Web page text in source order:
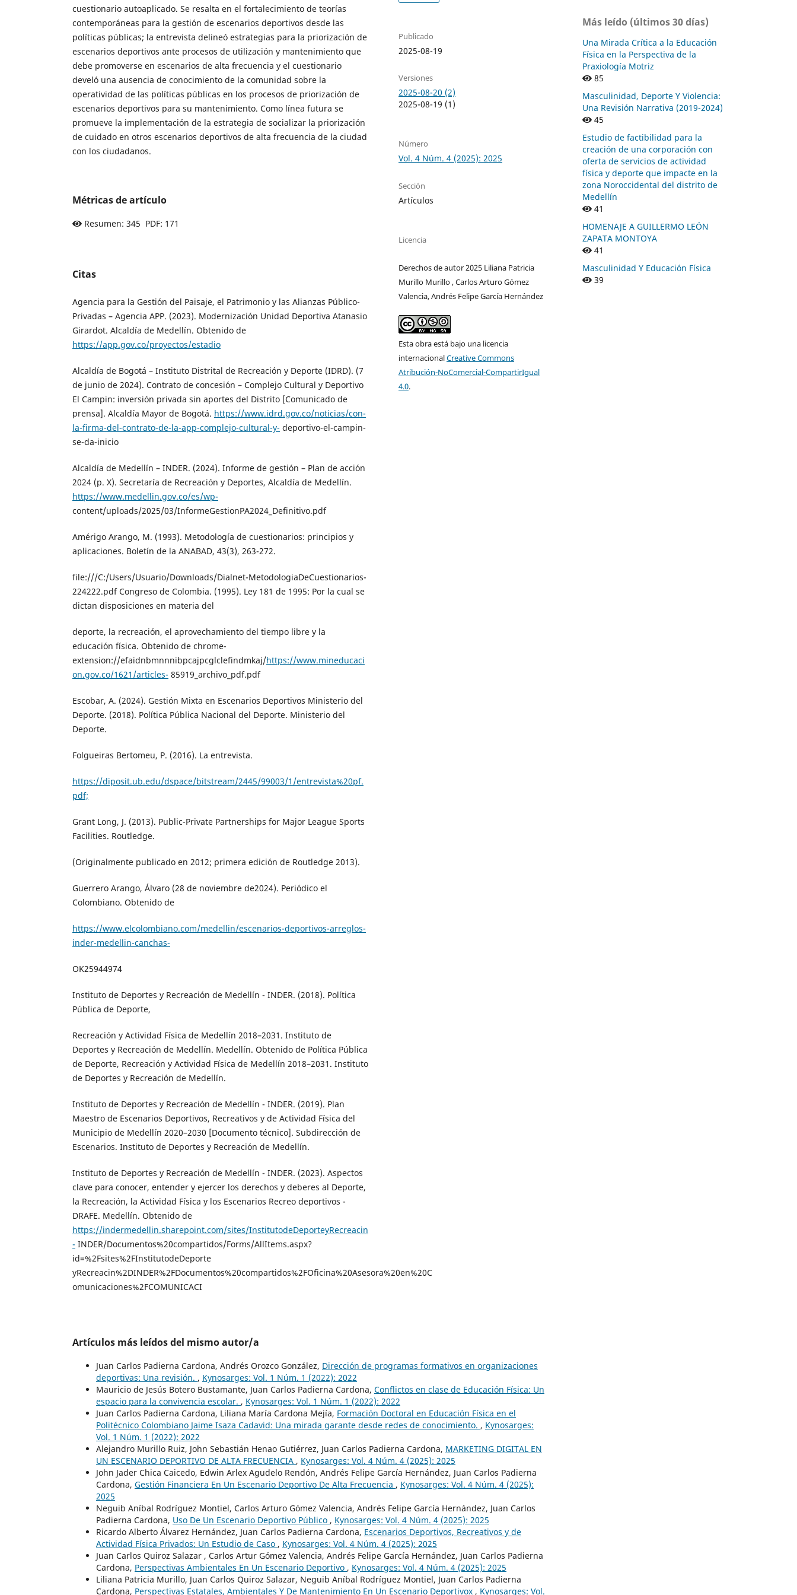
cuestionario autoaplicado. Se resalta en el fortalecimiento de teorías
contemporáneas para la gestión de escenarios deportivos desde las
políticas públicas; la entrevista delineó estrategias para la priorización de
escenarios deportivos ante procesos de utilización y mantenimiento que
debe promoverse en escenarios de alta frecuencia y el cuestionario
develó una ausencia de conocimiento de la comunidad sobre la
operatividad de las políticas públicas en los procesos de priorización de
escenarios deportivos para su mantenimiento. Como línea futura se
promueve la implementación de la estrategia de socializar la priorización
de cuidado en otros escenarios deportivos de alta frecuencia de la ciudad
con los ciudadanos.
Métricas de artículo
Resumen: 345 PDF: 171
Citas
Agencia para la Gestión del Paisaje, el Patrimonio y las Alianzas Público-
Privadas – Agencia APP. (2023). Modernización Unidad Deportiva Atanasio
Girardot. Alcaldía de Medellín. Obtenido de
https://app.gov.co/proyectos/estadio
Alcaldía de Bogotá – Instituto Distrital de Recreación y Deporte (IDRD). (7
de junio de 2024). Contrato de concesión – Complejo Cultural y Deportivo
El Campin: inversión privada sin aportes del Distrito [Comunicado de
prensa]. Alcaldía Mayor de Bogotá. https://www.idrd.gov.co/noticias/con-
la-firma-del-contrato-de-la-app-complejo-cultural-y- deportivo-el-campin-
se-da-inicio
Alcaldía de Medellín – INDER. (2024). Informe de gestión – Plan de acción
2024 (p. X). Secretaría de Recreación y Deportes, Alcaldía de Medellín.
https://www.medellin.gov.co/es/wp-
content/uploads/2025/03/InformeGestionPA2024_Definitivo.pdf
Amérigo Arango, M. (1993). Metodología de cuestionarios: principios y
aplicaciones. Boletín de la ANABAD, 43(3), 263-272.
file:///C:/Users/Usuario/Downloads/Dialnet-MetodologiaDeCuestionarios-
224222.pdf Congreso de Colombia. (1995). Ley 181 de 1995: Por la cual se
dictan disposiciones en materia del
deporte, la recreación, el aprovechamiento del tiempo libre y la
educación física. Obtenido de chrome-
extension://efaidnbmnnnibpcajpcglclefindmkaj/https://www.mineducaci
on.gov.co/1621/articles- 85919_archivo_pdf.pdf
Escobar, A. (2024). Gestión Mixta en Escenarios Deportivos Ministerio del
Deporte. (2018). Política Pública Nacional del Deporte. Ministerio del
Deporte.
Folgueiras Bertomeu, P. (2016). La entrevista.
https://diposit.ub.edu/dspace/bitstream/2445/99003/1/entrevista%20pf.
pdf;
Grant Long, J. (2013). Public-Private Partnerships for Major League Sports
Facilities. Routledge.
(Originalmente publicado en 2012; primera edición de Routledge 2013).
Guerrero Arango, Álvaro (28 de noviembre de2024). Periódico el
Colombiano. Obtenido de
https://www.elcolombiano.com/medellin/escenarios-deportivos-arreglos-
inder-medellin-canchas-
OK25944974
Instituto de Deportes y Recreación de Medellín - INDER. (2018). Política
Pública de Deporte,
Recreación y Actividad Física de Medellín 2018–2031. Instituto de
Deportes y Recreación de Medellín. Medellín. Obtenido de Política Pública
de Deporte, Recreación y Actividad Física de Medellín 2018–2031. Instituto
de Deportes y Recreación de Medellín.
Instituto de Deportes y Recreación de Medellín - INDER. (2019). Plan
Maestro de Escenarios Deportivos, Recreativos y de Actividad Física del
Municipio de Medellín 2020–2030 [Documento técnico]. Subdirección de
Escenarios. Instituto de Deportes y Recreación de Medellín.
Instituto de Deportes y Recreación de Medellín - INDER. (2023). Aspectos
clave para conocer, entender y ejercer los derechos y deberes al Deporte,
la Recreación, la Actividad Física y los Escenarios Recreo deportivos -
DRAFE. Medellín. Obtenido de
https://indermedellin.sharepoint.com/sites/InstitutodeDeporteyRecreacin
- INDER/Documentos%20compartidos/Forms/AllItems.aspx?
id=%2Fsites%2FInstitutodeDeporte
yRecreacin%2DINDER%2FDocumentos%20compartidos%2FOficina%20Asesora%20en%20C
omunicaciones%2FCOMUNICACI
Publicado
2025-08-19
Versiones
2025-08-20 (2)
2025-08-19 (1)
Número
Vol. 4 Núm. 4 (2025): 2025
Sección
Artículos
Licencia
Derechos de autor 2025 Liliana Patricia
Murillo Murillo , Carlos Arturo Gómez
Valencia, Andrés Felipe García Hernández
Esta obra está bajo una licencia
internacionalCreative Commons
Atribución-NoComercial-CompartirIgual
4.0.
Artículos más leídos del mismo autor/a
Juan Carlos Padierna Cardona, Andrés Orozco González, Dirección de programas formativos en organizaciones
deportivas: Una revisión. , Kynosarges: Vol. 1 Núm. 1 (2022): 2022
Mauricio de Jesús Botero Bustamante, Juan Carlos Padierna Cardona, Conflictos en clase de Educación Física: Un
espacio para la convivencia escolar. , Kynosarges: Vol. 1 Núm. 1 (2022): 2022
Juan Carlos Padierna Cardona, Liliana María Cardona Mejía, Formación Doctoral en Educación Física en el
Politécnico Colombiano Jaime Isaza Cadavid: Una mirada garante desde redes de conocimiento. , Kynosarges:
Vol. 1 Núm. 1 (2022): 2022
Alejandro Murillo Ruiz, John Sebastián Henao Gutiérrez, Juan Carlos Padierna Cardona, MARKETING DIGITAL EN
UN ESCENARIO DEPORTIVO DE ALTA FRECUENCIA , Kynosarges: Vol. 4 Núm. 4 (2025): 2025
John Jader Chica Caicedo, Edwin Arlex Agudelo Rendón, Andrés Felipe García Hernández, Juan Carlos Padierna
Cardona, Gestión Financiera En Un Escenario Deportivo De Alta Frecuencia , Kynosarges: Vol. 4 Núm. 4 (2025):
2025
Neguib Aníbal Rodríguez Montiel, Carlos Arturo Gómez Valencia, Andrés Felipe García Hernández, Juan Carlos
Padierna Cardona, Uso De Un Escenario Deportivo Público , Kynosarges: Vol. 4 Núm. 4 (2025): 2025
Ricardo Alberto Álvarez Hernández, Juan Carlos Padierna Cardona, Escenarios Deportivos, Recreativos y de
Actividad Física Privados: Un Estudio de Caso , Kynosarges: Vol. 4 Núm. 4 (2025): 2025
Juan Carlos Quiroz Salazar , Carlos Artur Gómez Valencia, Andrés Felipe García Hernández, Juan Carlos Padierna
Cardona, Perspectivas Ambientales En Un Escenario Deportivo , Kynosarges: Vol. 4 Núm. 4 (2025): 2025
Liliana Patricia Murillo, Juan Carlos Quiroz Salazar, Neguib Aníbal Rodríguez Montiel, Juan Carlos Padierna
Cardona, Perspectivas Estatales, Ambientales Y De Mantenimiento En Un Escenario Deportivox , Kynosarges: Vol.
Más leído (últimos 30 días)
Una Mirada Crítica a la Educación
Física en la Perspectiva de la
Praxiología Motriz
85
Masculinidad, Deporte Y Violencia:
Una Revisión Narrativa (2019-2024)
45
Estudio de factibilidad para la
creación de una corporación con
oferta de servicios de actividad
física y deporte que impacte en la
zona Noroccidental del distrito de
Medellín
41
HOMENAJE A GUILLERMO LEÓN
ZAPATA MONTOYA
41
Masculinidad Y Educación Física
39